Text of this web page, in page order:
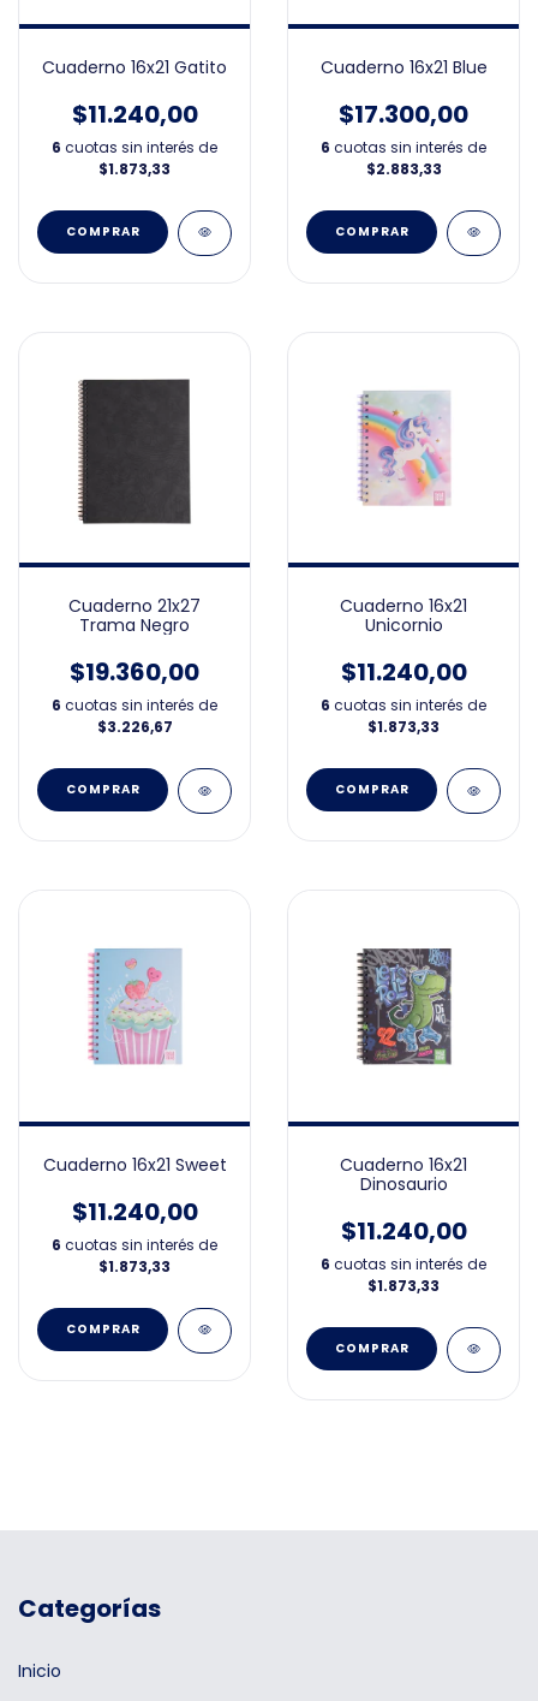
Cuaderno 16x21 Gatito
$11.240,00
6 cuotas sin interés de
$1.873,33
Cuaderno 16x21 Blue
$17.300,00
6 cuotas sin interés de
$2.883,33
Cuaderno 21x27
Trama Negro
$19.360,00
6 cuotas sin interés de
$3.226,67
Cuaderno 16x21
Unicornio
$11.240,00
6 cuotas sin interés de
$1.873,33
Cuaderno 16x21 Sweet
$11.240,00
6 cuotas sin interés de
$1.873,33
Cuaderno 16x21
Dinosaurio
$11.240,00
6 cuotas sin interés de
$1.873,33
Categorías
Inicio